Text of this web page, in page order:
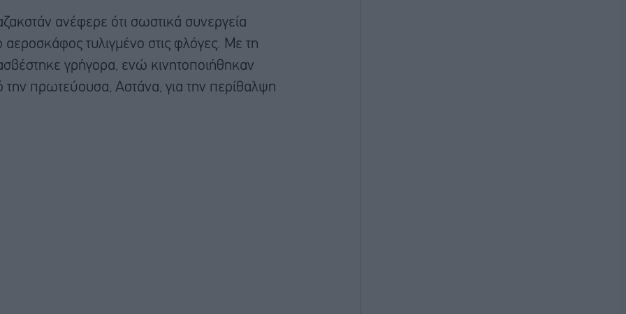
ανέφερε ότι σωστικά συνεργεία
τυλιγμένο στις φλόγες. Με τη
γρήγορα, ενώ κινητοποιήθηκαν
την πρωτεύουσα, Αστάνα, για την περίθαλψη